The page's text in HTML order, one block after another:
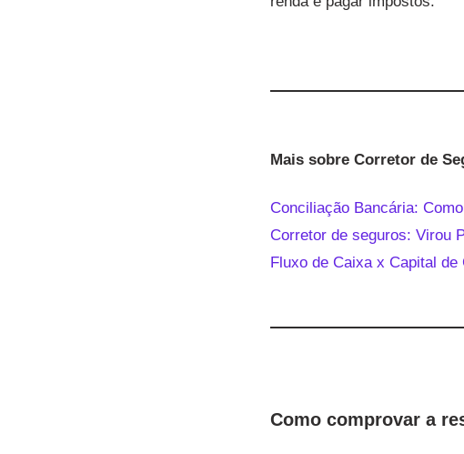
Mais sobre Corretor de
Conciliação Bancária:
Corretor de seguros: Virou
Fluxo de Caixa x Capital
Como comprovar a